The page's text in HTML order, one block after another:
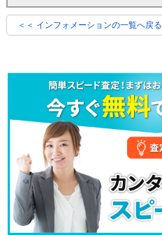
＜＜ インフォメーションの一覧へ戻る